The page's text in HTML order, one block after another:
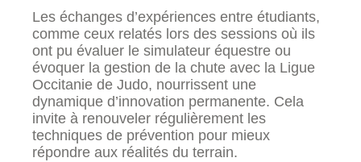
Les échanges d’expériences entre étudiants,
comme ceux relatés lors des sessions où ils
ont pu évaluer le simulateur équestre ou
évoquer la gestion de la chute avec la Ligue
Occitanie de Judo, nourrissent une
dynamique d’innovation permanente. Cela
invite à renouveler régulièrement les
techniques de prévention pour mieux
répondre aux réalités du terrain.